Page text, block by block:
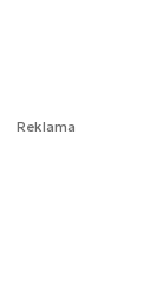
Reklama